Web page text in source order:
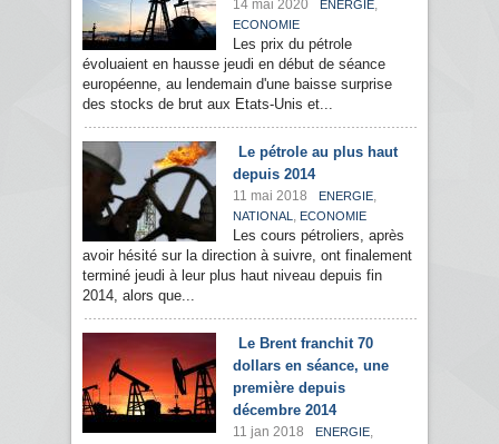
14 mai 2020 ENERGIE,
ECONOMIE
Les prix du pétrole
évoluaient en hausse jeudi en début de séance
européenne, au lendemain d'une baisse surprise
des stocks de brut aux Etats-Unis et...
Le pétrole au plus haut
depuis 2014
11 mai 2018 ENERGIE,
NATIONAL , ECONOMIE
Les cours pétroliers, après
avoir hésité sur la direction à suivre, ont finalement
terminé jeudi à leur plus haut niveau depuis fin
2014, alors que...
Le Brent franchit 70
dollars en séance, une
première depuis
décembre 2014
11 jan 2018 ENERGIE,